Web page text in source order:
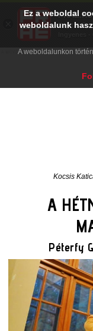
Kocsis
A
Péterfy
Ez a weboldal
weboldalunk
A weboldalunkon
PRAE.HU
Digital
Ingyenes